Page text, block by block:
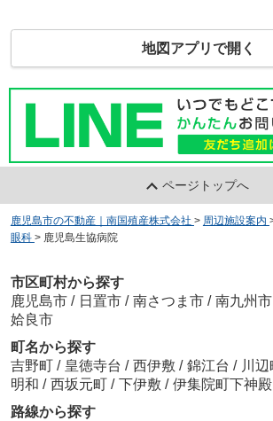
地図アプリで開く
ページトップへ
鹿児島市の不動産｜南国殖産株式会社 > 周辺施設案内
眼科 > 鹿児島生協病院
市区町村から探す
鹿児島市 / 日置市 / 南さつま市 / 南九州市
姶良市
町名から探す
吉野町 / 皇徳寺台 / 西伊敷 / 錦江台 / 川辺
明和 / 西坂元町 / 下伊敷 / 伊集院町下神殿
路線から探す